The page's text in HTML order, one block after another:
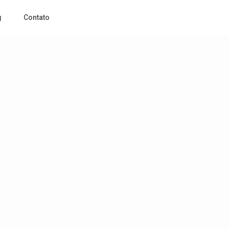
Contato